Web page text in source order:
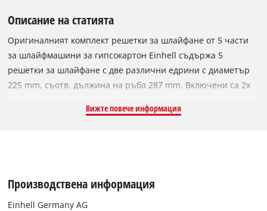
Описание на статията
Оригиналният комплект решетки за шлайфане от 5 части
за шлайфмашини за гипсокартон Einhell съдържа 5
решетки за шлайфане с две различни едрини с диаметър
225 mm, съотв. дължина на ръба 287 mm. Включени са 2x
P120, също кръгла. Освен това са включени 2х триъгълни
на микро велкро закрепване. Комплектът е подходящ за
шлайфмашина за гипсокартон Einhell TE-DW 225 X,
Вижте повече информация
Производствена информация
Einhell Germany AG